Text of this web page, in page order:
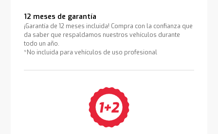
12 meses de garantía
¡Garantía de 12 meses incluida! Compra con la confianza que
da saber que respaldamos nuestros vehículos durante
todo un año.
*No incluida para vehículos de uso profesional